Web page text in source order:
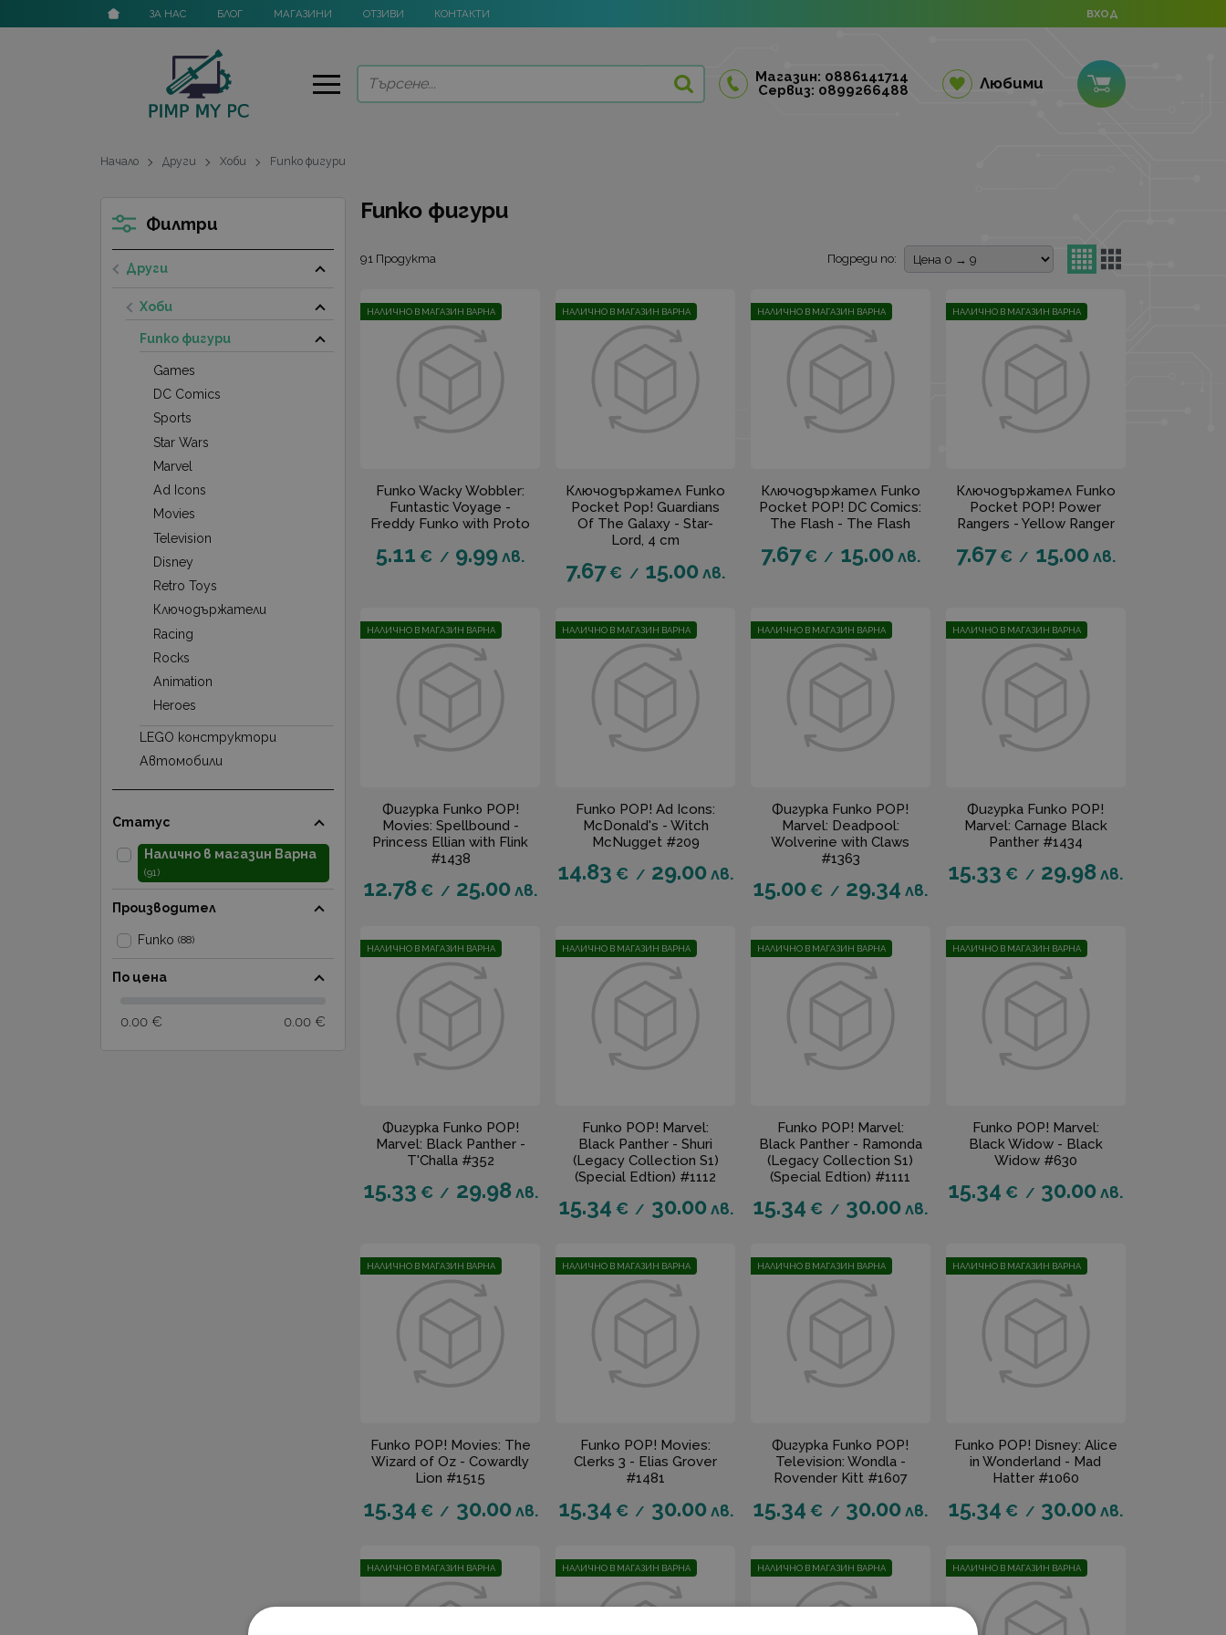
ЗА НАС БЛОГ МАГАЗИНИ ОТЗИВИ КОНТАКТИ ВХОД
Магазин: 0886141714
Сервиз: 0899266488
Любими
Начало Други Хоби Funko фигури
Funko фигури
91 Продукта Подреди по:
Funko Wacky Wobbler:
Funtastic Voyage -
Freddy Funko with Proto
5.11 € / 9.99 лв.
НАЛИЧНО В МАГАЗИН ВАРНА
Ключодържател Funko
Pocket Pop! Guardians
Of The Galaxy - Star-
Lord, 4 cm
7.67 € / 15.00лв.
НАЛИЧНО В МАГАЗИН ВАРНА
Ключодържател Funko
Pocket POP! DC Comics:
The Flash - The Flash
7.67 € / 15.00лв.
НАЛИЧНО В МАГАЗИН ВАРНА
Ключодържател Funko
Pocket POP! Power
Rangers - Yellow Ranger
7.67 € / 15.00 лв.
НАЛИЧНО В МАГАЗИН ВАРНА
Фигурка Funko POP!
Movies: Spellbound -
Princess Ellian with Flink
#1438
12.78 € / 25.00 лв.
НАЛИЧНО В МАГАЗИН ВАРНА
Funko POP! Ad Icons:
McDonald's - Witch
McNugget #209
14.83 € / 29.00лв.
НАЛИЧНО В МАГАЗИН ВАРНА
Фигурка Funko POP!
Marvel: Deadpool:
Wolverine with Claws
#1363
15.00 € / 29.34 лв.
НАЛИЧНО В МАГАЗИН ВАРНА
Фигурка Funko POP!
Marvel: Carnage Black
Panther #1434
15.33 € / 29.98лв.
НАЛИЧНО В МАГАЗИН ВАРНА
Фигурка Funko POP!
Marvel: Black Panther -
T'Challa #352
15.33 € / 29.98лв.
НАЛИЧНО В МАГАЗИН ВАРНА
Funko POP! Marvel:
Black Panther - Shuri
(Legacy Collection S1)
(Special Edtion) #1112
15.34 € / 30.00 лв.
НАЛИЧНО В МАГАЗИН ВАРНА
Funko POP! Marvel:
Black Panther - Ramonda
(Legacy Collection S1)
(Special Edtion) #1111
15.34 € / 30.00 лв.
НАЛИЧНО В МАГАЗИН ВАРНА
Funko POP! Marvel:
Black Widow - Black
Widow #630
15.34 € / 30.00лв.
НАЛИЧНО В МАГАЗИН ВАРНА
Funko POP! Movies: The
Wizard of Oz - Cowardly
Lion #1515
15.34 € / 30.00лв.
НАЛИЧНО В МАГАЗИН ВАРНА
Funko POP! Movies:
Clerks 3 - Elias Grover
#1481
15.34 € / 30.00 лв.
НАЛИЧНО В МАГАЗИН ВАРНА
Фигурка Funko POP!
Television: Wondla -
Rovender Kitt #1607
15.34 € / 30.00 лв.
НАЛИЧНО В МАГАЗИН ВАРНА
Funko POP! Disney: Alice
in Wonderland - Mad
Hatter #1060
15.34 € / 30.00лв.
НАЛИЧНО В МАГАЗИН ВАРНА
НАЛИЧНО В МАГАЗИН ВАРНА НАЛИЧНО В МАГАЗИН ВАРНА НАЛИЧНО В МАГАЗИН ВАРНА НАЛИЧНО В МАГАЗИН ВАРНА
Филтри
Други
Хоби
Funko фигури
Games
DC Comics
Sports
Star Wars
Marvel
Ad Icons
Movies
Television
Disney
Retro Toys
Ключодържатели
Racing
Rocks
Animation
Heroes
LEGO конструктори
Автомобили
Статус
Налично в магазин Варна
(91)
Производител
Funko (88)
По цена
0.00 € 0.00 €